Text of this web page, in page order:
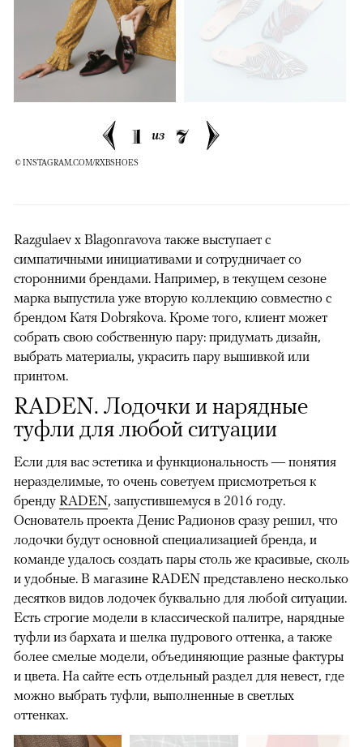
1 из 7
© INSTAGRAM.COM/RXBSHOES
Razgulaev x Blagonravova также выступает с
симпатичными инициативами и сотрудничает со
сторонними брендами. Например, в текущем сезоне
марка выпустила уже вторую коллекцию совместно с
брендом Катя Dobrяkova. Кроме того, клиент может
собрать свою собственную пару: придумать дизайн,
выбрать материалы, украсить пару вышивкой или
принтом.
RADEN. Лодочки и нарядные
туфли для любой ситуации
Если для вас эстетика и функциональность — понятия
неразделимые, то очень советуем присмотреться к
бренду RADEN, запустившемуся в 2016 году.
Основатель проекта Денис Радионов сразу решил, что
лодочки будут основной специализацией бренда, и
команде удалось создать пары столь же красивые, сколь
и удобные. В магазине RADEN представлено несколько
десятков видов лодочек буквально для любой ситуации.
Есть строгие модели в классической палитре, нарядные
туфли из бархата и шелка пудрового оттенка, а также
более смелые модели, объединяющие разные фактуры
и цвета. На сайте есть отдельный раздел для невест, где
можно выбрать туфли, выполненные в светлых
оттенках.